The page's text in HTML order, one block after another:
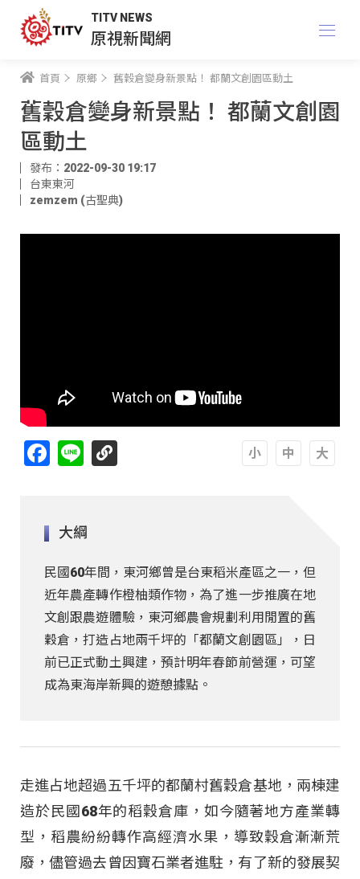
TITV NEWS
原視新聞網
首頁 原鄉 舊穀倉變身新景點！ 都蘭文創園區動土
舊穀倉變身新景點！ 都蘭文創園
區動土
發布：2022-09-30 19:17
台東東河
zemzem (古聖典)
Facebook
Line
大綱
民國60年間，東河鄉曾是台東稻米產區之一，但
近年農產轉作橙柚類作物，為了進一步推廣在地
文創跟農遊體驗，東河鄉農會規劃利用閒置的舊
穀倉，打造占地兩千坪的「都蘭文創園區」，日
前已正式動土興建，預計明年春節前營運，可望
成為東海岸新興的遊憩據點。
走進占地超過五千坪的都蘭村舊穀倉基地，兩棟建
造於民國68年的稻穀倉庫，如今隨著地方產業轉
型，稻農紛紛轉作高經濟水果，導致穀倉漸漸荒
廢，儘管過去曾因寶石業者進駐，有了新的發展契